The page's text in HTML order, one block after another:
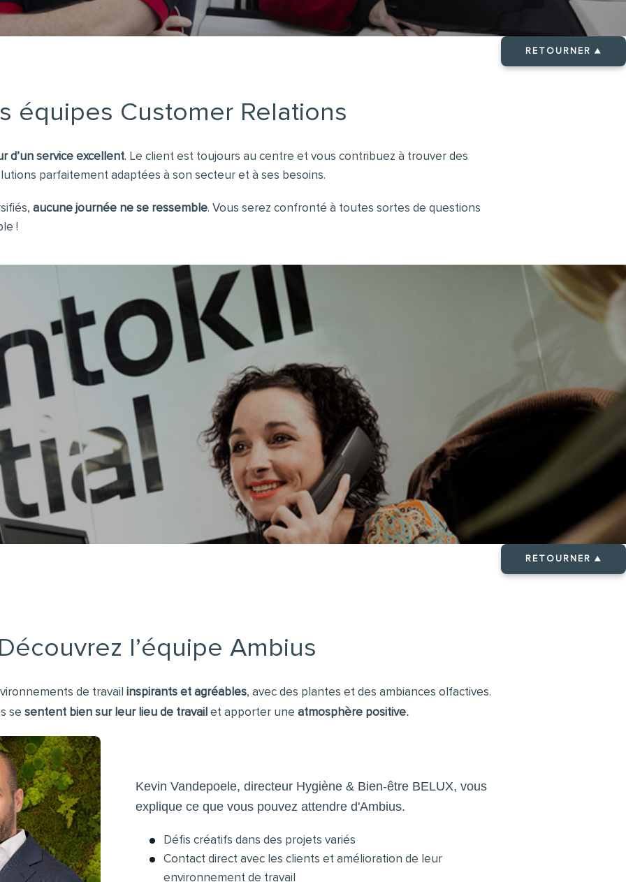
RETOURNER ▲
équipes Customer Relations
d’un service excellent. Le client est toujours au centre et vous contribuez à trouver des
parfaitement adaptées à son secteur et à ses besoins.
aucune journée ne se ressemble. Vous serez confronté à toutes sortes de questions
!
RETOURNER ▲
l’équipe Ambius
de travail inspirants et agréables, avec des plantes et des ambiances olfactives.
se sentent bien sur leur lieu de travail et apporter une atmosphère positive.
Kevin Vandepoele, directeur Hygiène & Bien-être BELUX, vous
explique ce que vous pouvez attendre d'Ambius.
Défis créatifs dans des projets variés
Contact direct avec les clients et amélioration de leur
environnement de travail